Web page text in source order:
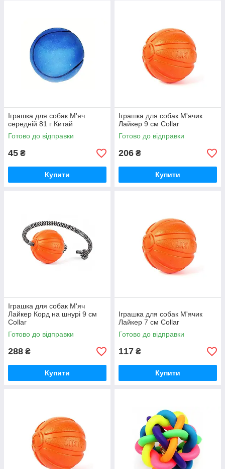
Іграшка для собак М'яч
середній 81 г Китай
Готово до відправки
45 ₴
Купити
Іграшка для собак М'ячик
Лайкер 9 см Collar
Готово до відправки
206 ₴
Купити
Іграшка для собак М'яч
Лайкер Корд на шнурі 9 см
Collar
Готово до відправки
288 ₴
Купити
Іграшка для собак М'ячик
Лайкер 7 см Collar
Готово до відправки
117 ₴
Купити